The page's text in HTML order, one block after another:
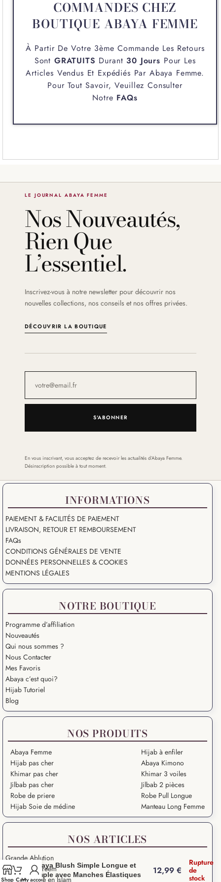
COMMANDES CHEZ
BOUTIQUE ABAYA FEMME
À Partir De Votre 3ème Commande Les Retours
Sont GRATUITS Durant 30 Jours Pour Les
Articles Vendus Et Expédiés Par Abaya Femme.
Pour Tout Savoir, Veuillez Consulter
Notre FAQs
LE JOURNAL ABAYA FEMME
Nos Nouveautés,
Rien Que
L’essentiel.
Inscrivez-vous à notre newsletter pour découvrir nos
nouvelles collections, nos conseils et nos offres privées.
DÉCOUVRIR LA BOUTIQUE
S'ABONNER
En vous inscrivant, vous acceptez de recevoir les actualités d’Abaya Femme.
Désinscription possible à tout moment.
INFORMATIONS
PAIEMENT & FACILITÉS DE PAIEMENT
LIVRAISON, RETOUR ET REMBOURSEMENT
FAQs
CONDITIONS GÉNÉRALES DE VENTE
DONNÉES PERSONNELLES & COOKIES
MENTIONS LÉGALES
NOTRE BOUTIQUE
Programme d’affiliation
Nouveautés
Qui nous sommes ?
Nous Contacter
Mes Favoris
Abaya c’est quoi?
Hijab Tutoriel
Blog
NOS PRODUITS
Abaya Femme
Hijab pas cher
Khimar pas cher
Jilbab pas cher
Robe de priere
Hijab Soie de médine
Hijab à enfiler
Abaya Kimono
Khimar 3 voiles
Jilbab 2 pièces
Robe Pull Longue
Manteau Long Femme
NOS ARTICLES
Grande Ablution
Ramadan Kareem
Salat – Prière en Islam
Shop CartMy account
Abaya Blush Simple Longue et
Ample avec Manches Élastiques
12,99 €
Rupture
de
stock